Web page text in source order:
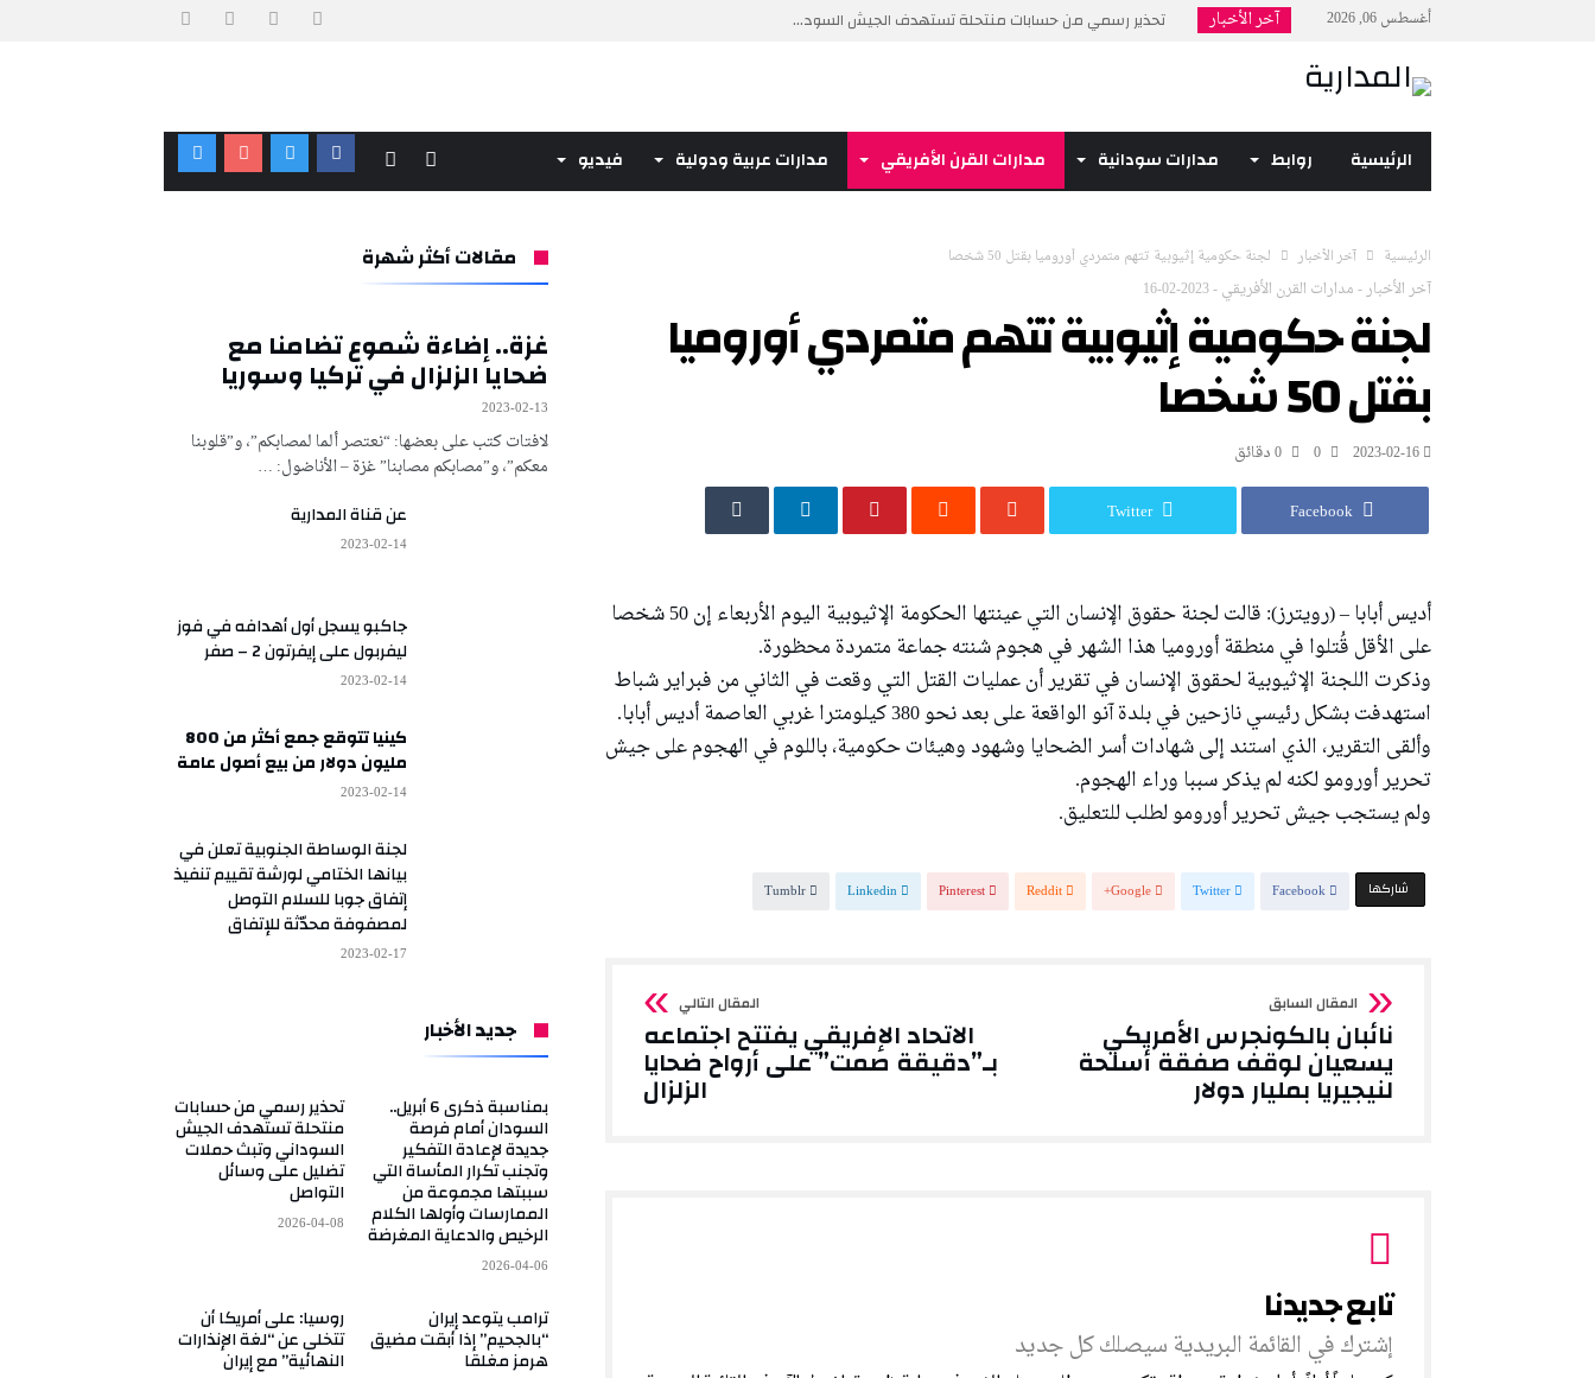
أغسطس 06, 2026 آخر الأخبار
تحذير رسمي من حسابات منتحلة تستهدف الجيش السود...
ترامب يتوعد إيران “بالجحيم” إذا أب...
إن بي سي نيوز: وصول طائرة عسكرية أمريكية إلى ا...
الرئيسية روابط مدارات سودانية مدارات القرن الأفريقي مدارات عربية ودولية فيديو
‫الرئيسية‬ آخر الأخبار لجنة حكومية إثيوبية تتهم متمردي أوروميا بقتل 50 شخصا
آخر الأخبار-مدارات القرن الأفريقي-
2023-02-16
لجنة حكومية إثيوبية تتهم متمردي أوروميا
بقتل 50 شخصا
2023-02-16 0 ‫دقائق‬
Facebook
Twitter
أديس أبابا – (رويترز): قالت لجنة حقوق الإنسان التي عينتها الحكومة الإثيوبية اليوم الأربعاء إن 50 شخصا
على الأقل قُتلوا في منطقة أوروميا هذا الشهر في هجوم شنته جماعة متمردة محظورة.
وذكرت اللجنة الإثيوبية لحقوق الإنسان في تقرير أن عمليات القتل التي وقعت في الثاني من فبراير شباط
استهدفت بشكل رئيسي نازحين في بلدة آنو الواقعة على بعد نحو 380 كيلومترا غربي العاصمة أديس أبابا.
وألقى التقرير، الذي استند إلى شهادات أسر الضحايا وشهود وهيئات حكومية، باللوم في الهجوم على جيش
تحرير أورومو لكنه لم يذكر سببا وراء الهجوم.
ولم يستجب جيش تحرير أورومو لطلب للتعليق.
‫‫ شاركها‬ Facebook
Twitter
Google+
Reddit
Pinterest
Linkedin
Tumblr
نائبان بالكونجرس الأمريكي
يسعيان لوقف صفقة أسلحة
لنيجيريا بمليار دولار
الاتحاد الإفريقي يفتتح اجتماعه
بـ”دقيقة صمت” على أرواح ضحايا
الزلزال
مقالات أكثر شهرة
غزة.. إضاءة شموع تضامنا مع
ضحايا الزلزال في تركيا وسوريا
2023-02-13
لافتات كتب على بعضها: “نعتصر ألما لمصابكم”، و”قلوبنا
معكم”، و”مصابكم مصابنا” غزة – الأناضول: …
عن قناة المدارية
2023-02-14
جاكبو يسجل أول أهدافه في فوز
ليفربول على إيفرتون 2 – صفر
2023-02-14
كينيا تتوقع جمع أكثر من 800
مليون دولار من بيع أصول عامة
2023-02-14
لجنة الوساطة الجنوبية تعلن في
بيانها الختامي لورشة تقييم تنفيذ
إتفاق جوبا للسلام التوصل
لمصفوفة محدّثة للإتفاق
2023-02-17
جديد الأخبار
تحذير رسمي من حسابات
منتحلة تستهدف الجيش
السوداني وتبث حملات
تضليل على وسائل
التواصل
2026-04-08
بمناسبة ذكرى 6 أبريل..
السودان أمام فرصة
جديدة لإعادة التفكير
وتجنب تكرار المأساة التي
سببتها مجموعة من
الممارسات وأولها الكلام
الرخيص والدعاية المغرضة
2026-04-06
روسيا: على أمريكا أن
تتخلى عن “لغة الإنذارات
النهائية” مع إيران
ترامب يتوعد إيران
“بالجحيم” إذا أبقت مضيق
هرمز مغلقا